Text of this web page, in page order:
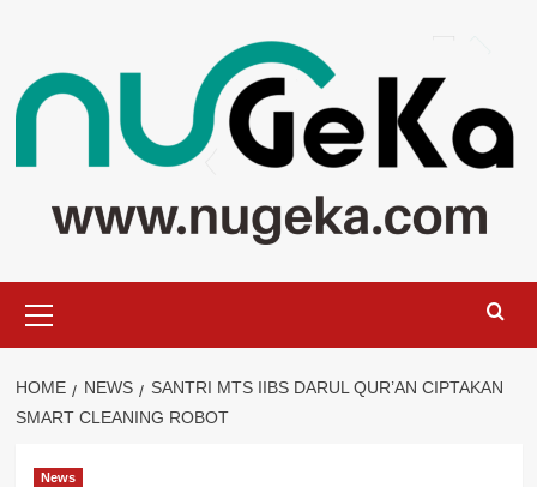
content
Menu
HOME NEWS
SANTRI MTS IIBS DARUL QUR’AN CIPTAKAN
SMART CLEANING ROBOT
News